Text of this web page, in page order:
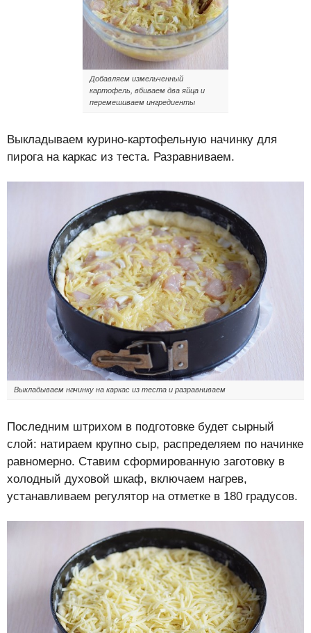
Добавляем измельченный
картофель, вбиваем два яйца и
перемешиваем ингредиенты
Выкладываем курино-картофельную начинку для
пирога на каркас из теста. Разравниваем.
Выкладываем начинку на каркас из теста и разравниваем
Последним штрихом в подготовке будет сырный
слой: натираем крупно сыр, распределяем по начинке
равномерно. Ставим сформированную заготовку в
холодный духовой шкаф, включаем нагрев,
устанавливаем регулятор на отметке в 180 градусов.